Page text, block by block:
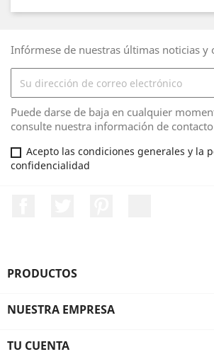
Infórmese de nuestras últimas noticias y
Puede darse de baja en cualquier
consulte nuestra información de
Acepto las condiciones generales y la
confidencialidad
PRODUCTOS
NUESTRA EMPRESA
TU CUENTA